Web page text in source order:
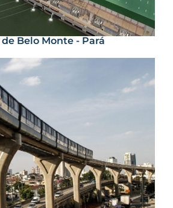
Belo Monte - Pará